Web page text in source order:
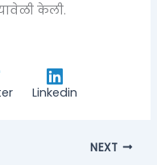
केली.
Linkedin
NEXT